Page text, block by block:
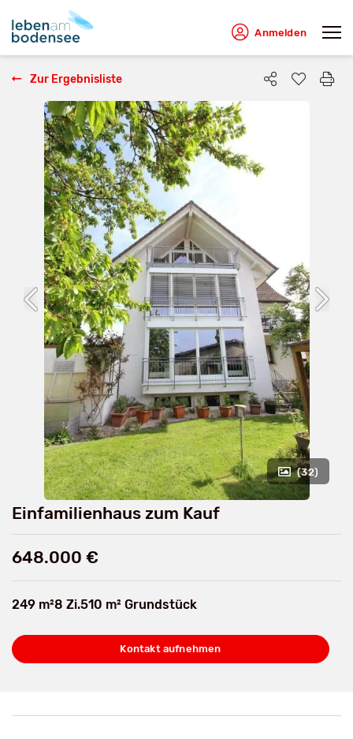
Anmelden
Zur Ergebnisliste
(32)
Einfamilienhaus zum Kauf
648.000 €
249 m²8 Zi.510 m² Grundstück
Kontakt aufnehmen